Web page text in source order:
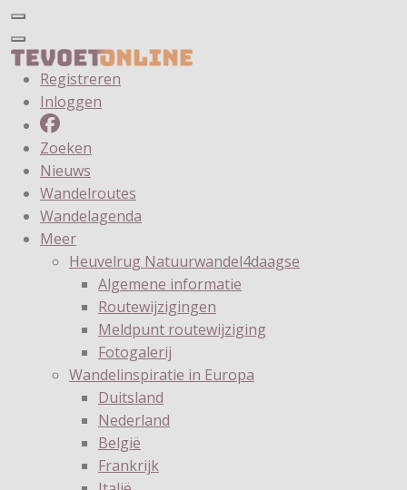
Registreren
Inloggen
Zoeken
Nieuws
Wandelroutes
Wandelagenda
Meer
Heuvelrug Natuurwandel4daagse
Algemene informatie
Routewijzigingen
Meldpunt routewijziging
Fotogalerij
Wandelinspiratie in Europa
Duitsland
Nederland
België
Frankrijk